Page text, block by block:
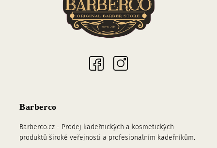
Barberco
Barberco.cz - Prodej kadeřnických a kosmetických
produktů široké veřejnosti a profesionalním kadeřníkům.